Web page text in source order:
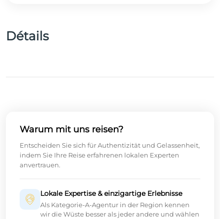
Détails
Warum mit uns reisen?
Entscheiden Sie sich für Authentizität und Gelassenheit,
indem Sie Ihre Reise erfahrenen lokalen Experten
anvertrauen.
Lokale Expertise & einzigartige Erlebnisse
Als Kategorie-A-Agentur in der Region kennen
wir die Wüste besser als jeder andere und wählen